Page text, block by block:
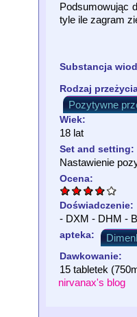
Podsumowując
tyle ile zagram
Substancja
Rodzaj
Pozytywne
Wiek:
18 lat
Set and setting:
Nastawienie
Ocena:
Doświadczenie:
- DXM - DHM -
apteka:
Dawkowanie:
15 tabletek
nirvanax's blog